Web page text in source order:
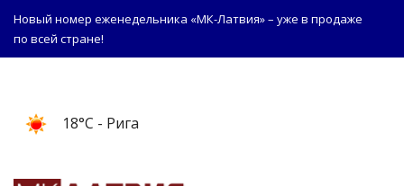
Новый номер еженедельника «МК-Латвия» – уже в продаже
по всей стране!
18°C - Рига